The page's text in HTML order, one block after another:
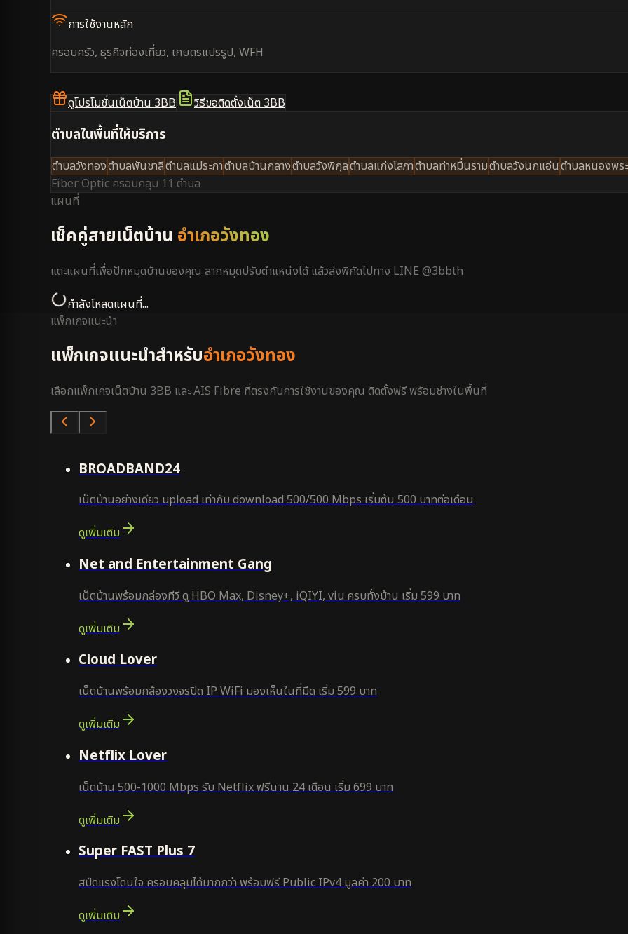
การใช้งานหลัก
ครอบครัว, ธุรกิจท่องเที่ยว, เกษตรแปรรูป, WFH
ดูโปรโมชั่นเน็ตบ้าน 3BB วิธีขอติดตั้งเน็ต 3BB
ตำบลในพื้นที่ให้บริการ
ตำบลวังทองตำบลพันชาลีตำบลแม่ระกาตำบลบ้านกลางตำบลวังพิกุลตำบลแก่งโสภาตำบลท่าหมื่นรามตำบลวังนกแอ่นตำบลหนองพระ
Fiber Optic ครอบคลุม 11 ตำบล
แผนที่
เช็คคู่สายเน็ตบ้าน อำเภอวังทอง
แตะแผนที่เพื่อปักหมุดบ้านของคุณ ลากหมุดปรับตำแหน่งได้ แล้วส่งพิกัดไปทาง LINE @3bbth
กำลังโหลดแผนที่...
แพ็กเกจแนะนำ
แพ็กเกจแนะนำสำหรับอำเภอวังทอง
เลือกแพ็กเกจเน็ตบ้าน 3BB และ AIS Fibre ที่ตรงกับการใช้งานของคุณ ติดตั้งฟรี พร้อมช่างในพื้นที่
BROADBAND24
เน็ตบ้านอย่างเดียว upload เท่ากับ download 500/500 Mbps เริ่มต้น 500 บาทต่อเดือน
ดูเพิ่มเติม
Net and Entertainment Gang
เน็ตบ้านพร้อมกล่องทีวี ดู HBO Max, Disney+, iQIYI, viu ครบทั้งบ้าน เริ่ม 599 บาท
ดูเพิ่มเติม
Cloud Lover
เน็ตบ้านพร้อมกล้องวงจรปิด IP WiFi มองเห็นในที่มืด เริ่ม 599 บาท
ดูเพิ่มเติม
Netflix Lover
เน็ตบ้าน 500-1000 Mbps รับ Netflix ฟรีนาน 24 เดือน เริ่ม 699 บาท
ดูเพิ่มเติม
Super FAST Plus 7
สปีดแรงโดนใจ ครอบคลุมได้มากกว่า พร้อมฟรี Public IPv4 มูลค่า 200 บาท
ดูเพิ่มเติม